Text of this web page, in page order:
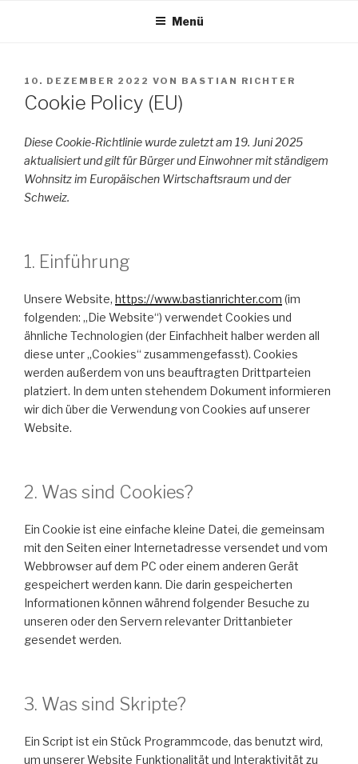
Menü
VERÖFFENTLICHT
AM
10. DEZEMBER 2022 VON BASTIAN RICHTER
Cookie Policy (EU)
Diese Cookie-Richtlinie wurde zuletzt am 19. Juni 2025
aktualisiert und gilt für Bürger und Einwohner mit ständigem
Wohnsitz im Europäischen Wirtschaftsraum und der
Schweiz.
1. Einführung
Unsere Website, https://www.bastianrichter.com (im
folgenden: „Die Website“) verwendet Cookies und
ähnliche Technologien (der Einfachheit halber werden all
diese unter „Cookies“ zusammengefasst). Cookies
werden außerdem von uns beauftragten Drittparteien
platziert. In dem unten stehendem Dokument informieren
wir dich über die Verwendung von Cookies auf unserer
Website.
2. Was sind Cookies?
Ein Cookie ist eine einfache kleine Datei, die gemeinsam
mit den Seiten einer Internetadresse versendet und vom
Webbrowser auf dem PC oder einem anderen Gerät
gespeichert werden kann. Die darin gespeicherten
Informationen können während folgender Besuche zu
unseren oder den Servern relevanter Drittanbieter
gesendet werden.
3. Was sind Skripte?
Ein Script ist ein Stück Programmcode, das benutzt wird,
um unserer Website Funktionalität und Interaktivität zu